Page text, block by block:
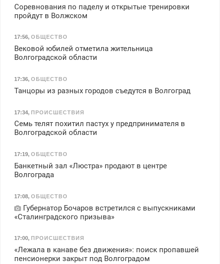
Соревнования по паделу и открытые тренировки
пройдут в Волжском
17:56, ОБЩЕСТВО
Вековой юбилей отметила жительница
Волгоградской области
17:36, ОБЩЕСТВО
Танцоры из разных городов съедутся в Волгоград
17:34, ПРОИСШЕСТВИЯ
Семь телят похитил пастух у предпринимателя в
Волгоградской области
17:19, ОБЩЕСТВО
Банкетный зал «Люстра» продают в центре
Волгограда
17:08, ОБЩЕСТВО
Губернатор Бочаров встретился с выпускниками
«Сталинградского призыва»
17:00, ПРОИСШЕСТВИЯ
«Лежала в канаве без движения»: поиск пропавшей
пенсионерки закрыт под Волгоградом